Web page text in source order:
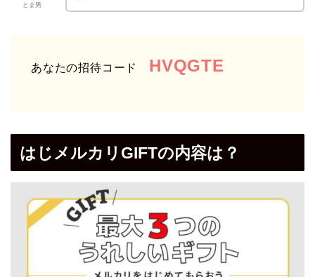
とま男
あなたの招待コード HVQGTE
はじメルカリGIFTの内容は？